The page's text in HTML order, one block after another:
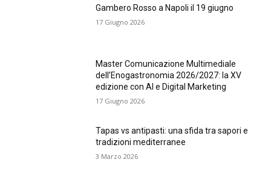
Gambero Rosso a Napoli il 19 giugno
17 Giugno 2026
Master Comunicazione Multimediale
dell’Enogastronomia 2026/2027: la XV
edizione con AI e Digital Marketing
17 Giugno 2026
Tapas vs antipasti: una sfida tra sapori e
tradizioni mediterranee
3 Marzo 2026